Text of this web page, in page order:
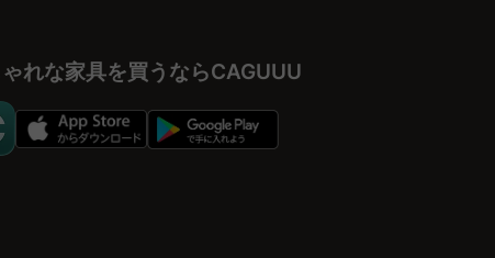
れな家具を買うならCAGUUU